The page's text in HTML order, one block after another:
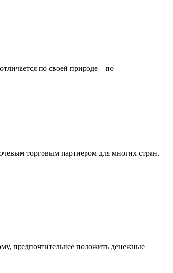
по своей природе – по
торговым партнером для многих стран.
предпочтительнее положить денежные